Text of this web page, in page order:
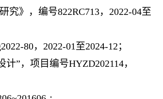
》，编号822RC713，2022-04至
80，2022-01至2024-12；
”，项目编号HYZD202114，